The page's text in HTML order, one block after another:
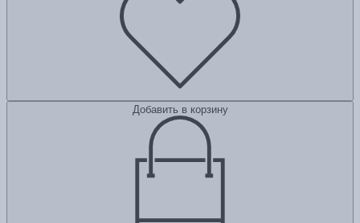
Добавить в корзину